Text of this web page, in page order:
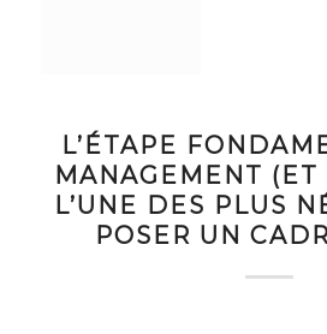
L’ÉTAPE
MANAGEMENT (ET
L’UNE DES PLUS
POSER UN